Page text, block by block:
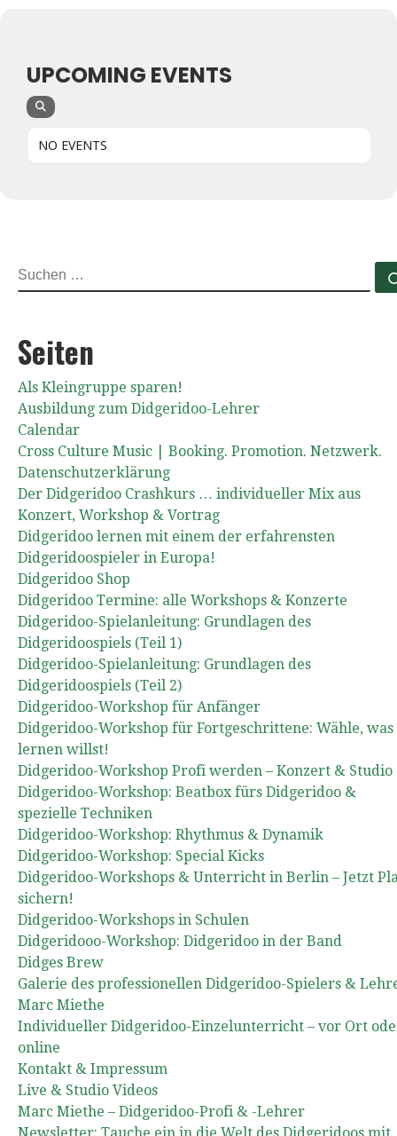
UPCOMING EVENTS
NO EVENTS
SUCHE
Seiten
Als Kleingruppe sparen!
Ausbildung zum Didgeridoo-Lehrer
Calendar
Cross Culture Music | Booking. Promotion. Netzwerk.
Datenschutzerklärung
Der Didgeridoo Crashkurs … individueller Mix aus
Konzert, Workshop & Vortrag
Didgeridoo lernen mit einem der erfahrensten
Didgeridoospieler in Europa!
Didgeridoo Shop
Didgeridoo Termine: alle Workshops & Konzerte
Didgeridoo-Spielanleitung: Grundlagen des
Didgeridoospiels (Teil 1)
Didgeridoo-Spielanleitung: Grundlagen des
Didgeridoospiels (Teil 2)
Didgeridoo-Workshop für Anfänger
Didgeridoo-Workshop für Fortgeschrittene: Wähle, was
lernen willst!
Didgeridoo-Workshop Profi werden – Konzert & Studio
Didgeridoo-Workshop: Beatbox fürs Didgeridoo &
spezielle Techniken
Didgeridoo-Workshop: Rhythmus & Dynamik
Didgeridoo-Workshop: Special Kicks
Didgeridoo-Workshops & Unterricht in Berlin – Jetzt
sichern!
Didgeridoo-Workshops in Schulen
Didgeridooo-Workshop: Didgeridoo in der Band
Didges Brew
Galerie des professionellen Didgeridoo-Spielers &
Marc Miethe
Individueller Didgeridoo-Einzelunterricht – vor Ort
online
Kontakt & Impressum
Live & Studio Videos
Marc Miethe – Didgeridoo-Profi & -Lehrer
Newsletter: Tauche ein in die Welt des Didgeridoos mit